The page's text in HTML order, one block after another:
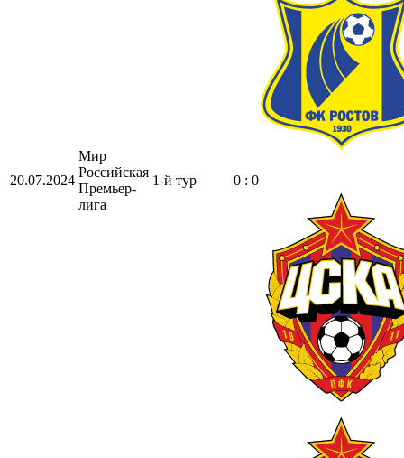
20.07.2024
Мир
Российская
Премьер-
лига
1-й тур 0 : 0